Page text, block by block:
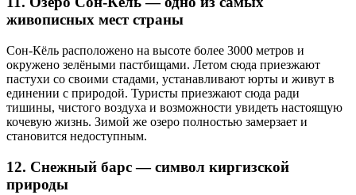
живописных мест страны
Сон-Кёль расположено на высоте более 3000 метров и
окружено зелёными пастбищами. Летом сюда приезжают
пастухи со своими стадами, устанавливают юрты и живут в
единении с природой. Туристы приезжают сюда ради
тишины, чистого воздуха и возможности увидеть настоящую
кочевую жизнь. Зимой же озеро полностью замерзает и
становится недоступным.
12. Снежный барс — символ киргизской
природы